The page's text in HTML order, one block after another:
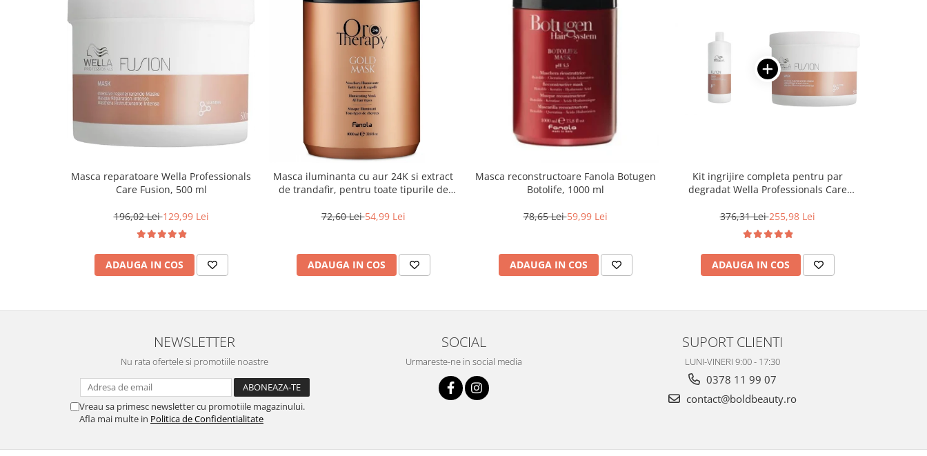
Masca reparatoare Wella Professionals
Care Fusion, 500 ml
196,02 Lei129,99 Lei
ADAUGA IN COS
Masca iluminanta cu aur 24K si extract
de trandafir, pentru toate tipurile de
72,60 Lei54,99 Lei
ADAUGA IN COS
Masca reconstructoare Fanola Botugen
Botolife, 1000 ml
78,65 Lei59,99 Lei
ADAUGA IN COS
Kit ingrijire completa pentru par
degradat Wella Professionals Care
376,31 Lei255,98 Lei
ADAUGA IN COS
NEWSLETTER
Nu rata ofertele si promotiile noastre
Vreau sa primesc newsletter cu promotiile magazinului.
Afla mai multe in Politica de Confidentialitate
SOCIAL
Urmareste-ne in social media
SUPORT CLIENTI
LUNI-VINERI 9:00 - 17:30
0378 11 99 07
contact@boldbeauty.ro